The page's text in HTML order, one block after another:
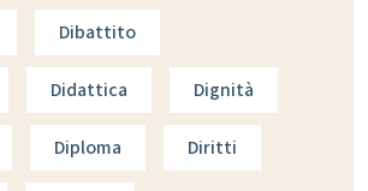
Dibattito
Didattica Dignità
Diploma Diritti